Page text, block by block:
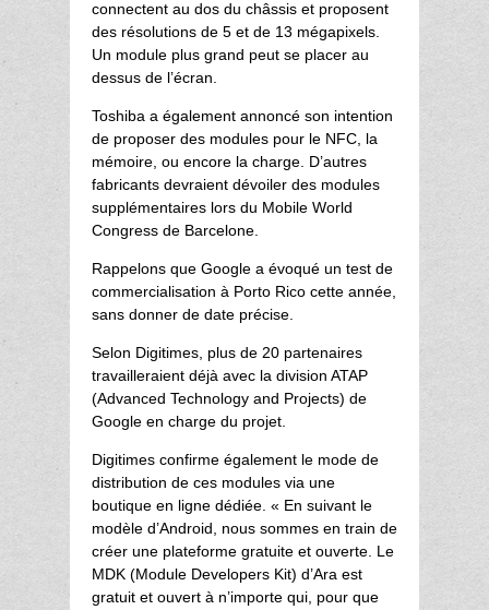
connectent au dos du châssis et proposent
des résolutions de 5 et de 13 mégapixels.
Un module plus grand peut se placer au
dessus de l’écran.
Toshiba a également annoncé son intention
de proposer des modules pour le NFC, la
mémoire, ou encore la charge. D’autres
fabricants devraient dévoiler des modules
supplémentaires lors du Mobile World
Congress de Barcelone.
Rappelons que Google a évoqué un test de
commercialisation à Porto Rico cette année,
sans donner de date précise.
Selon Digitimes, plus de 20 partenaires
travailleraient déjà avec la division ATAP
(Advanced Technology and Projects) de
Google en charge du projet.
Digitimes confirme également le mode de
distribution de ces modules via une
boutique en ligne dédiée. « En suivant le
modèle d’Android, nous sommes en train de
créer une plateforme gratuite et ouverte. Le
MDK (Module Developers Kit) d’Ara est
gratuit et ouvert à n’importe qui, pour que